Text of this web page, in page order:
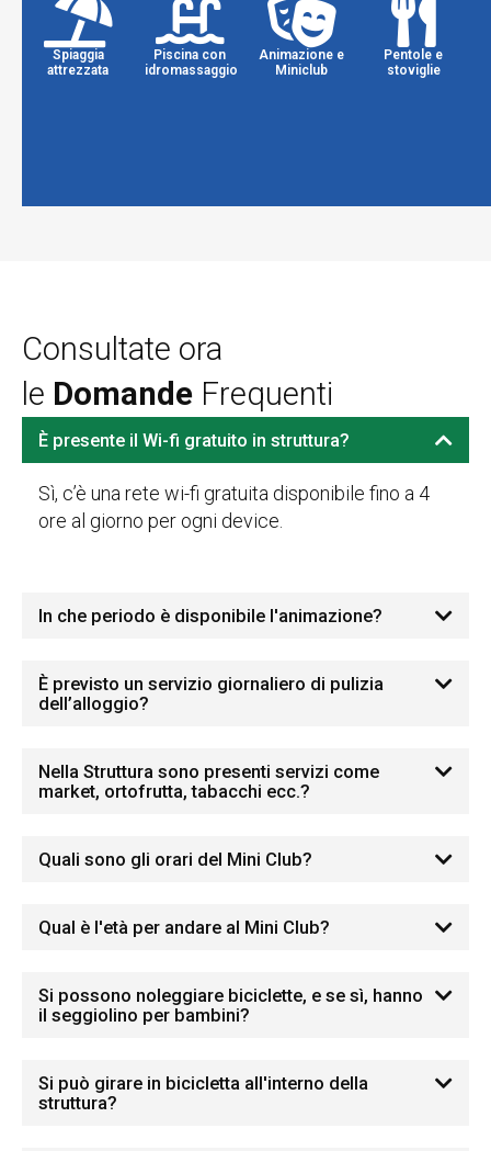
Nostri
Servizi
mondo
servizi
Spiaggia
attrezzata
Piscina con
idromassaggio
Animazione e
Miniclub
Pentole e
stoviglie
Consultate ora
le Domande Frequenti
È presente il Wi-fi gratuito in struttura?
Sì, c’è una rete wi-fi gratuita disponibile fino a 4
ore al giorno per ogni device.
In che periodo è disponibile l'animazione?
È previsto un servizio giornaliero di pulizia
dell’alloggio?
Nella Struttura sono presenti servizi come
market, ortofrutta, tabacchi ecc.?
Quali sono gli orari del Mini Club?
Qual è l'età per andare al Mini Club?
Si possono noleggiare biciclette, e se sì, hanno
il seggiolino per bambini?
Si può girare in bicicletta all'interno della
struttura?